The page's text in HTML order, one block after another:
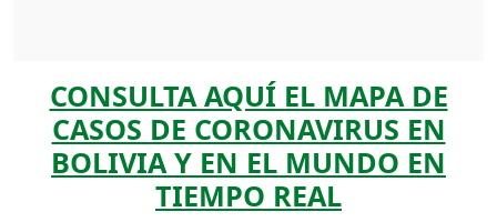
CONSULTA AQUÍ EL MAPA DE
CASOS DE CORONAVIRUS EN
BOLIVIA Y EN EL MUNDO EN
TIEMPO REAL